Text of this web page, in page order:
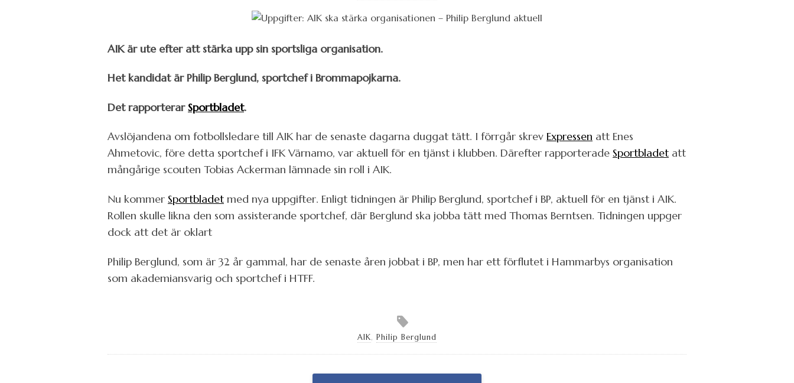
AIK är ute efter att stärka upp sin sportsliga organisation.
Het kandidat är Philip Berglund, sportchef i Brommapojkarna.
Det rapporterarSportbladet.
Avslöjandena om fotbollsledare till AIK har de senaste dagarna duggat tätt. I förrgår skrev Expressen att Enes
Ahmetovic, före detta sportchef i IFK Värnamo, var aktuell för en tjänst i klubben. Därefter rapporterade Sportbladet att
mångårige scouten Tobias Ackerman lämnade sin roll i AIK.
Nu kommer Sportbladet med nya uppgifter. Enligt tidningen är Philip Berglund, sportchef i BP, aktuell för en tjänst i AIK.
Rollen skulle likna den som assisterande sportchef, där Berglund ska jobba tätt med Thomas Berntsen. Tidningen uppger
dock att det är oklart
Philip Berglund, som är 32 år gammal, har de senaste åren jobbat i BP, men har ett förflutet i Hammarbys organisation
som akademiansvarig och sportchef i HTFF.
AIK, Philip Berglund